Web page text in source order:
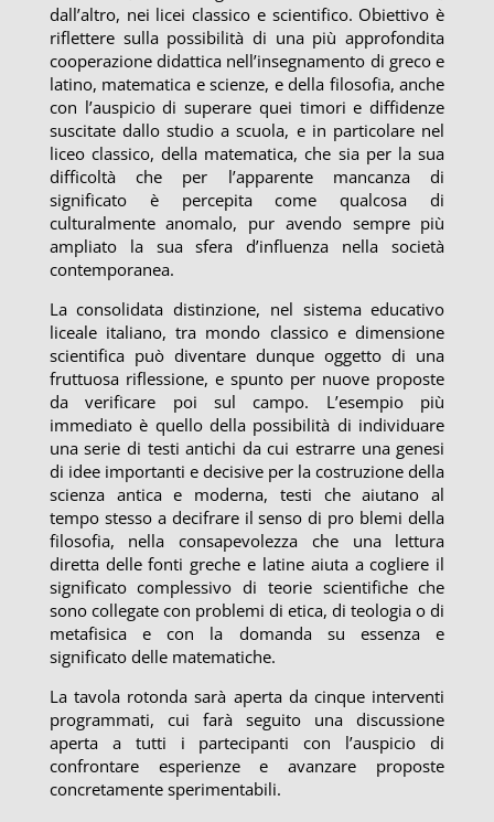
dall’altro, nei licei classico e scientifico. Obiettivo è
riflettere sulla possibilità di una più approfondita
cooperazione didattica nell’insegnamento di greco e
latino, matematica e scienze, e della filosofia, anche
con l’auspicio di superare quei timori e diffidenze
suscitate dallo studio a scuola, e in particolare nel
liceo classico, della matematica, che sia per la sua
difficoltà che per l’apparente mancanza di
significato è percepita come qualcosa di
culturalmente anomalo, pur avendo sempre più
ampliato la sua sfera d’influenza nella società
contemporanea.
La consolidata distinzione, nel sistema educativo
liceale italiano, tra mondo classico e dimensione
scientifica può diventare dunque oggetto di una
fruttuosa riflessione, e spunto per nuove proposte
da verificare poi sul campo. L’esempio più
immediato è quello della possibilità di individuare
una serie di testi antichi da cui estrarre una genesi
di idee importanti e decisive per la costruzione della
scienza antica e moderna, testi che aiutano al
tempo stesso a decifrare il senso di pro blemi della
filosofia, nella consapevolezza che una lettura
diretta delle fonti greche e latine aiuta a cogliere il
significato complessivo di teorie scientifiche che
sono collegate con problemi di etica, di teologia o di
metafisica e con la domanda su essenza e
significato delle matematiche.
La tavola rotonda sarà aperta da cinque interventi
programmati, cui farà seguito una discussione
aperta a tutti i partecipanti con l’auspicio di
confrontare esperienze e avanzare proposte
concretamente sperimentabili.